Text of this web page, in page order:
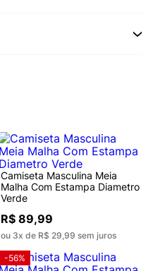
Camiseta Masculina Meia
Malha Com Estampa Diametro
Verde
R$ 89,99
ou 3x de R$ 29,99 sem juros
-56%